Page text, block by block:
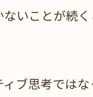
いことが続
ブ思考では